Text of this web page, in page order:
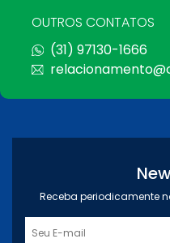
OUTROS CONTATOS
(31) 97130-1666
Receba periodicamente